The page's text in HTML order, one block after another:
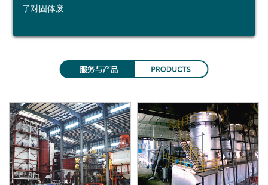
资
上
海
）
有
限
运
限
公
司
告 告
了对固体废...